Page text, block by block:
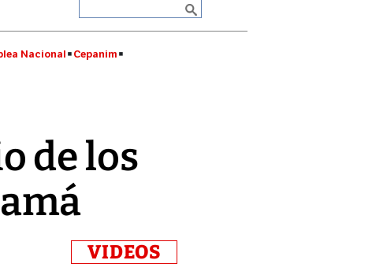
Nacional Cepanim
de los
VIDEOS